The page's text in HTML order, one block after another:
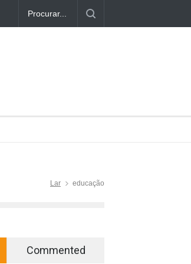
Lar educação
Commented